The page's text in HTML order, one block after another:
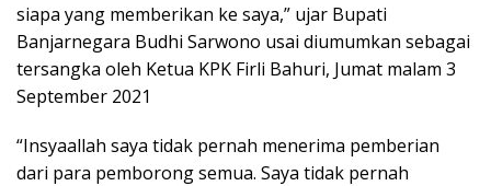
siapa yang memberikan ke saya,” ujar Bupati
Banjarnegara Budhi Sarwono usai diumumkan sebagai
tersangka oleh Ketua KPK Firli Bahuri, Jumat malam 3
September 2021
“Insyaallah saya tidak pernah menerima pemberian
dari para pemborong semua. Saya tidak pernah